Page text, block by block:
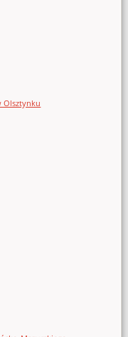
Olsztynku